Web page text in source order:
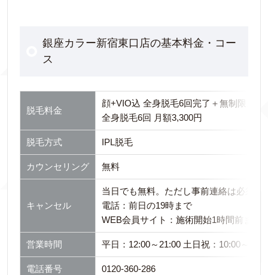
銀座カラー新宿東口店の基本料金・コー
ス
脱毛料金
顔+VIO込 全身脱毛6回完了＋無制限メン
全身脱毛6回 月額3,300円
脱毛方式 IPL脱毛
カウンセリング 無料
キャンセル
当日でも無料。ただし事前連絡は必須。
電話：前日の19時まで
WEB会員サイト：施術開始1時間前まで
営業時間 平日：12:00～21:00 土日祝：10:00～
電話番号 0120-360-286